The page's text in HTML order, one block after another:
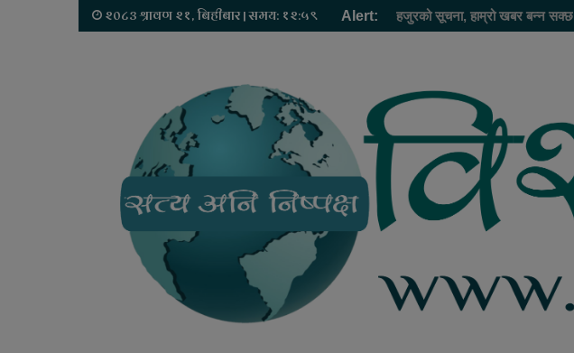
२०८३ श्रावण २१, बिहीबार | समय: १२:५९ Alert: हजुरको सूचना, हाम्रो खबर बन्न सक्छ